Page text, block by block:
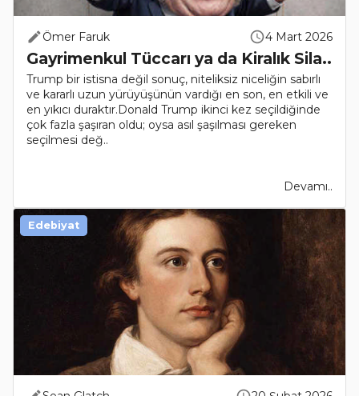
Ömer Faruk 4 Mart 2026
Gayrimenkul Tüccarı ya da Kiralık Sila..
Trump bir istisna değil sonuç, niteliksiz niceliğin sabırlı
ve kararlı uzun yürüyüşünün vardığı en son, en etkili ve
en yıkıcı duraktır.Donald Trump ikinci kez seçildiğinde
çok fazla şaşıran oldu; oysa asıl şaşılması gereken
seçilmesi değ..
Devamı..
Edebiyat